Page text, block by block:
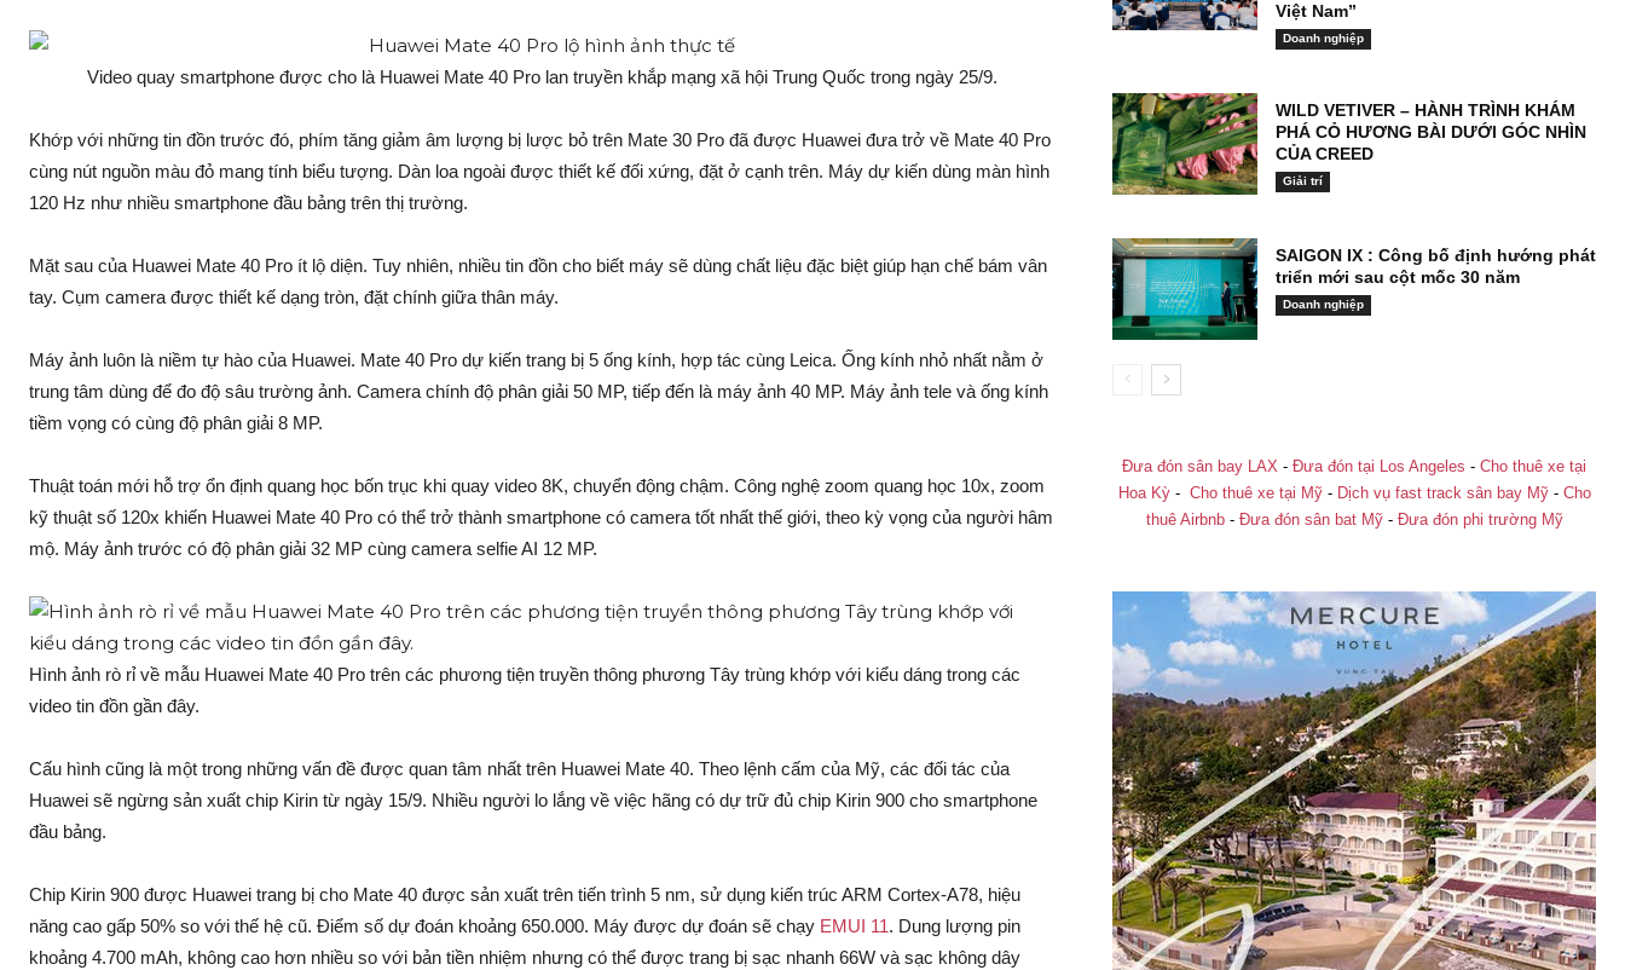
Video quay smartphone được cho là Huawei Mate 40 Pro lan truyền khắp mạng xã hội Trung Quốc trong ngày 25/9.
Khớp với những tin đồn trước đó, phím tăng giảm âm lượng bị lược bỏ trên Mate 30 Pro đã được Huawei đưa trở về Mate 40 Pro
cùng nút nguồn màu đỏ mang tính biểu tượng. Dàn loa ngoài được thiết kế đối xứng, đặt ở cạnh trên. Máy dự kiến dùng màn hình
120 Hz như nhiều smartphone đầu bảng trên thị trường.
Mặt sau của Huawei Mate 40 Pro ít lộ diện. Tuy nhiên, nhiều tin đồn cho biết máy sẽ dùng chất liệu đặc biệt giúp hạn chế bám vân
tay. Cụm camera được thiết kế dạng tròn, đặt chính giữa thân máy.
Máy ảnh luôn là niềm tự hào của Huawei. Mate 40 Pro dự kiến trang bị 5 ống kính, hợp tác cùng Leica. Ống kính nhỏ nhất nằm ở
trung tâm dùng để đo độ sâu trường ảnh. Camera chính độ phân giải 50 MP, tiếp đến là máy ảnh 40 MP. Máy ảnh tele và ống kính
tiềm vọng có cùng độ phân giải 8 MP.
Thuật toán mới hỗ trợ ổn định quang học bốn trục khi quay video 8K, chuyển động chậm. Công nghệ zoom quang học 10x, zoom
kỹ thuật số 120x khiến Huawei Mate 40 Pro có thể trở thành smartphone có camera tốt nhất thế giới, theo kỳ vọng của người hâm
mộ. Máy ảnh trước có độ phân giải 32 MP cùng camera selfie AI 12 MP.
Hình ảnh rò rỉ về mẫu Huawei Mate 40 Pro trên các phương tiện truyền thông phương Tây trùng khớp với kiểu dáng trong các
video tin đồn gần đây.
Cấu hình cũng là một trong những vấn đề được quan tâm nhất trên Huawei Mate 40. Theo lệnh cấm của Mỹ, các đối tác của
Huawei sẽ ngừng sản xuất chip Kirin từ ngày 15/9. Nhiều người lo lắng về việc hãng có dự trữ đủ chip Kirin 900 cho smartphone
đầu bảng.
Chip Kirin 900 được Huawei trang bị cho Mate 40 được sản xuất trên tiến trình 5 nm, sử dụng kiến trúc ARM Cortex-A78, hiệu
năng cao gấp 50% so với thế hệ cũ. Điểm số dự đoán khoảng 650.000. Máy được dự đoán sẽ chạy EMUI 11. Dung lượng pin
khoảng 4.700 mAh, không cao hơn nhiều so với bản tiền nhiệm nhưng có thể được trang bị sạc nhanh 66W và sạc không dây
Việt Nam”
Doanh nghiệp
WILD VETIVER – HÀNH TRÌNH KHÁM
PHÁ CỎ HƯƠNG BÀI DƯỚI GÓC NHÌN
CỦA CREED
Giải trí
SAIGON IX : Công bố định hướng phát
triển mới sau cột mốc 30 năm
Doanh nghiệp
Đưa đón sân bay LAX - Đưa đón tại Los Angeles - Cho thuê xe tại
Hoa Kỳ- Cho thuê xe tại Mỹ- Dịch vụ fast track sân bay Mỹ- Cho
thuê Airbnb- Đưa đón sân bat Mỹ- Đưa đón phi trường Mỹ